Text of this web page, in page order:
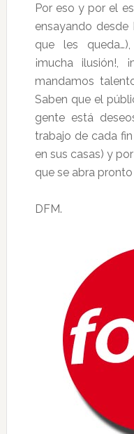
Por eso y por el
ensayando
que les
¡mucha ilusión!,
mandamos
Saben que el
gente está
trabajo de cada
en sus casas) y
que se abra
DFM.